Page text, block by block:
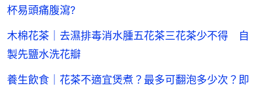
杯易頭痛腹瀉?
木棉花茶｜去濕排毒消水腫五花茶三花茶少不得 自
製先鹽水洗花瓣
養生飲食｜花茶不適宜煲煮？最多可翻泡多少次？即